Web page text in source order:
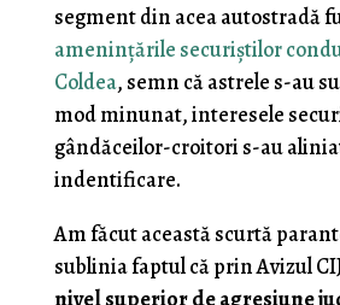
segment din acea autostradă
ameninţările securiştilor
Coldea, semn că astrele s-au
mod minunat, interesele
gândăceilor-croitori s-au
indentificare.
Am făcut această scurtă
sublinia faptul că prin Avizul
nivel superior de agresiune